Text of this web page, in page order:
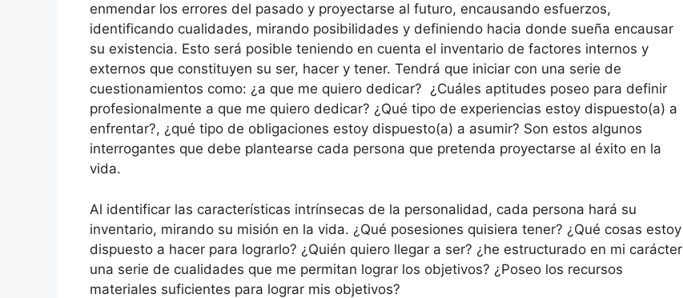
enmendar los errores del pasado y proyectarse al futuro, encausando esfuerzos,
identificando cualidades, mirando posibilidades y definiendo hacia donde sueña encausar
su existencia. Esto será posible teniendo en cuenta el inventario de factores internos y
externos que constituyen su ser, hacer y tener. Tendrá que iniciar con una serie de
cuestionamientos como: ¿a que me quiero dedicar? ¿Cuáles aptitudes poseo para definir
profesionalmente a que me quiero dedicar? ¿Qué tipo de experiencias estoy dispuesto(a) a
enfrentar?, ¿qué tipo de obligaciones estoy dispuesto(a) a asumir? Son estos algunos
interrogantes que debe plantearse cada persona que pretenda proyectarse al éxito en la
vida.
Al identificar las características intrínsecas de la personalidad, cada persona hará su
inventario, mirando su misión en la vida. ¿Qué posesiones quisiera tener? ¿Qué cosas estoy
dispuesto a hacer para lograrlo? ¿Quién quiero llegar a ser? ¿he estructurado en mi carácter
una serie de cualidades que me permitan lograr los objetivos? ¿Poseo los recursos
materiales suficientes para lograr mis objetivos?